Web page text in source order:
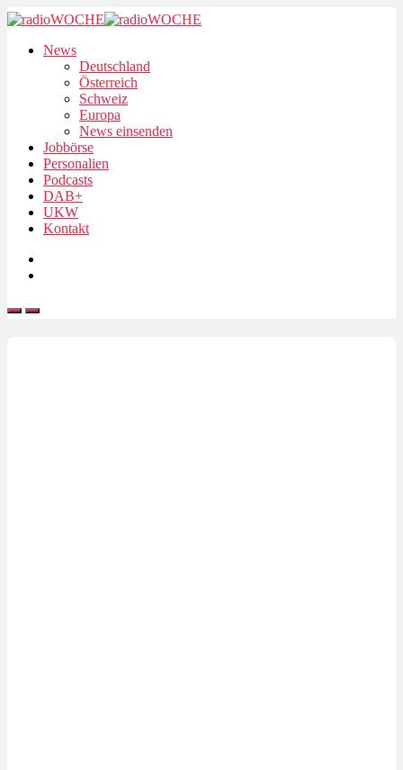
News
Deutschland
Österreich
Schweiz
Europa
News einsenden
Jobbörse
Personalien
Podcasts
DAB+
UKW
Kontakt